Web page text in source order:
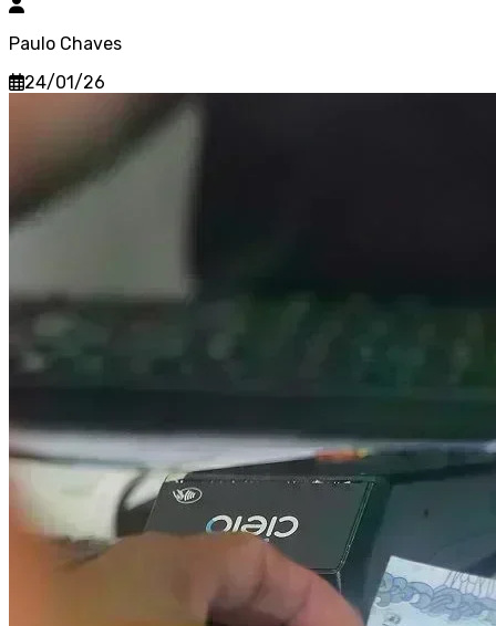
Paulo Chaves
24/01/26